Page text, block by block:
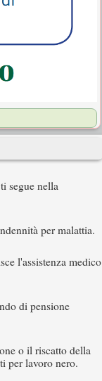
segue nella
per malattia.
l'assistenza medico
di pensione
o il riscatto della
per lavoro nero.